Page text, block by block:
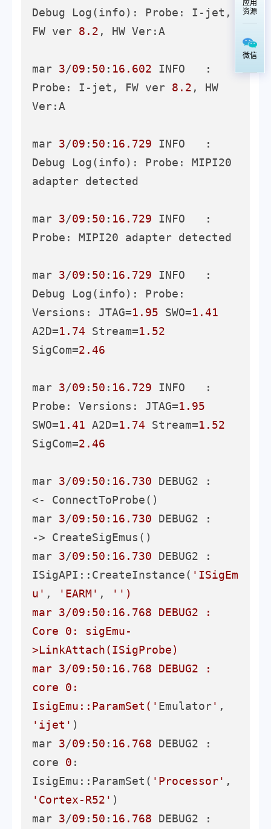
Debug Log(info): Probe: I-jet,
FW ver 8.2 , HW Ver:A
mar 3/09 : 50 : 16.602 INFO   :
Probe: I-jet, FW ver 8.2 , HW
Ver:A
mar 3/09 : 50 : 16.729 INFO   :
Debug Log(info): Probe: MIPI20
adapter detected
mar 3/09 : 50 : 16.729 INFO   :
Probe: MIPI20 adapter detected
mar 3/09 : 50 : 16.729 INFO   :
Debug Log(info): Probe:
Versions: JTAG=1.95 SWO=1.41
A2D=1.74 Stream=1.52
SigCom=2.46
mar 3/09 : 50 : 16.729 INFO   :
Probe: Versions: JTAG=1.95
SWO=1.41 A2D=1.74 Stream=1.52
SigCom=2.46
mar 3/09 : 50 : 16.730 DEBUG2 :
<- ConnectToProbe()
mar 3/09 : 50 : 16.730 DEBUG2 :
-> CreateSigEmus()
mar 3/09 : 50 : 16.730 DEBUG2 :
ISigAPI::CreateInstance( 'ISigEm
u' , 'EARM' ,
'')
mar 3/09:50:16.768 DEBUG2 :
Core 0: sigEmu-
>LinkAttach(ISigProbe)
mar 3/09:50:16.768 DEBUG2 :
core 0:
IsigEmu::ParamSet(' Emulator'
'ijet' )
mar 3/09 : 50 : 16.768 DEBUG2 :
core 0 :
IsigEmu::ParamSet( 'Processor'
'Cortex-R52' )
mar 3/09 : 50 : 16.768 DEBUG2 :
应用
资源
微信